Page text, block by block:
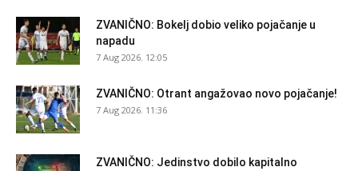
ZVANIČNO: Bokelj dobio veliko pojačanje u
napadu
7 Aug 2026. 12:05
ZVANIČNO: Otrant angažovao novo pojačanje!
7 Aug 2026. 11:36
ZVANIČNO: Jedinstvo dobilo kapitalno